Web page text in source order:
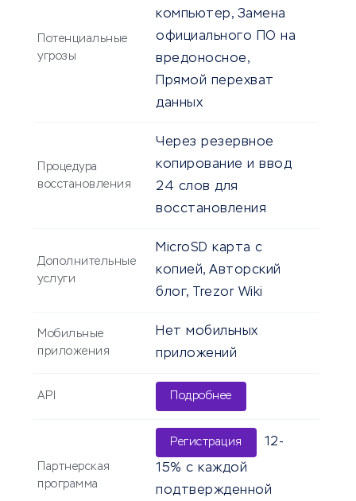
Потенциальные
угрозы
компьютер, Замена
официального ПО на
вредоносное,
Прямой перехват
данных
Процедура
восстановления
Через резервное
копирование и ввод
24 слов для
восстановления
Дополнительные
услуги
MicroSD карта с
копией, Авторский
блог, Trezor Wiki
Мобильные
приложения
Нет мобильных
приложений
API Подробнее
Партнерская
программа
Регистрация 12-
15% с каждой
подтвержденной